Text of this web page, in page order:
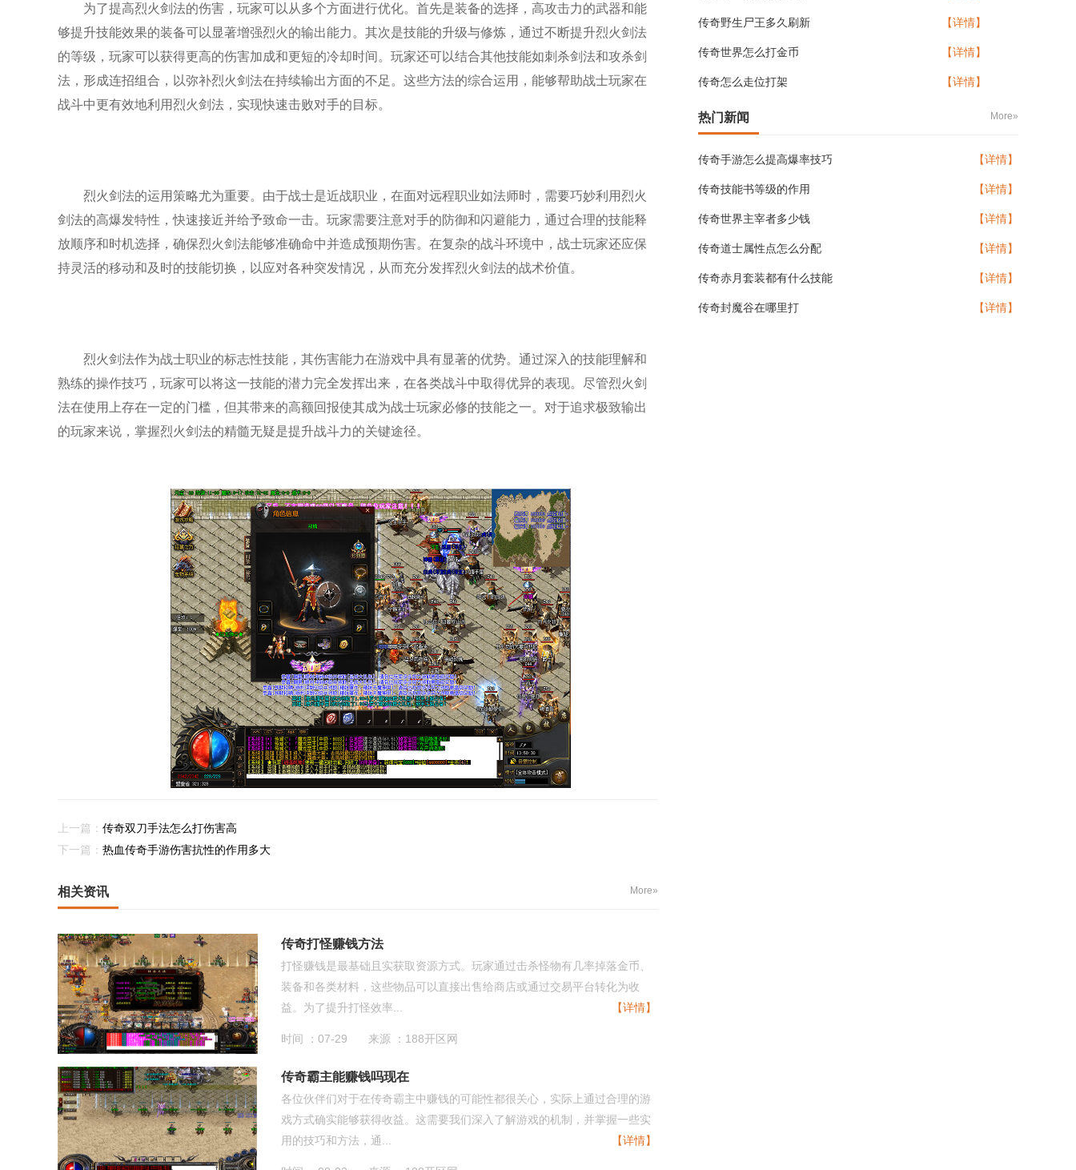
为了提高烈火剑法的伤害，玩家可以从多个方面进行优化。首先是装备的选择，高攻击力的武器和能
够提升技能效果的装备可以显著增强烈火的输出能力。其次是技能的升级与修炼，通过不断提升烈火剑法
的等级，玩家可以获得更高的伤害加成和更短的冷却时间。玩家还可以结合其他技能如刺杀剑法和攻杀剑
法，形成连招组合，以弥补烈火剑法在持续输出方面的不足。这些方法的综合运用，能够帮助战士玩家在
战斗中更有效地利用烈火剑法，实现快速击败对手的目标。
烈火剑法的运用策略尤为重要。由于战士是近战职业，在面对远程职业如法师时，需要巧妙利用烈火
剑法的高爆发特性，快速接近并给予致命一击。玩家需要注意对手的防御和闪避能力，通过合理的技能释
放顺序和时机选择，确保烈火剑法能够准确命中并造成预期伤害。在复杂的战斗环境中，战士玩家还应保
持灵活的移动和及时的技能切换，以应对各种突发情况，从而充分发挥烈火剑法的战术价值。
烈火剑法作为战士职业的标志性技能，其伤害能力在游戏中具有显著的优势。通过深入的技能理解和
熟练的操作技巧，玩家可以将这一技能的潜力完全发挥出来，在各类战斗中取得优异的表现。尽管烈火剑
法在使用上存在一定的门槛，但其带来的高额回报使其成为战士玩家必修的技能之一。对于追求极致输出
的玩家来说，掌握烈火剑法的精髓无疑是提升战斗力的关键途径。
上一篇： 传奇双刀手法怎么打伤害高
下一篇： 热血传奇手游伤害抗性的作用多大
相关资讯 More»
传奇打怪赚钱方法
打怪赚钱是最基础且实获取资源方式。玩家通过击杀怪物有几率掉落金币、
装备和各类材料，这些物品可以直接出售给商店或通过交易平台转化为收
益。为了提升打怪效率...
【详情】
时间 ：07-29 来源 ：188开区网
传奇霸主能赚钱吗现在
各位伙伴们对于在传奇霸主中赚钱的可能性都很关心，实际上通过合理的游
戏方式确实能够获得收益。这需要我们深入了解游戏的机制，并掌握一些实
用的技巧和方法，通...
【详情】
传奇野生尸王多久刷新 【详情】
传奇世界怎么打金币 【详情】
传奇怎么走位打架 【详情】
热门新闻 More»
传奇手游怎么提高爆率技巧 【详情】
传奇技能书等级的作用 【详情】
传奇世界主宰者多少钱 【详情】
传奇道士属性点怎么分配 【详情】
传奇赤月套装都有什么技能 【详情】
传奇封魔谷在哪里打 【详情】